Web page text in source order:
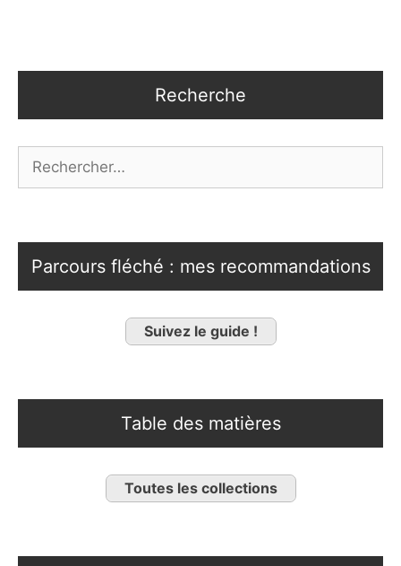
Recherche
Parcours fléché : mes recommandations
Suivez le guide !
Table des matières
Toutes les collections